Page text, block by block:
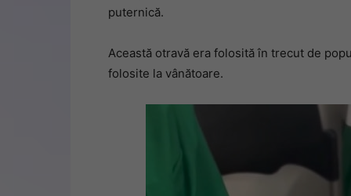
puternică.
Această otravă era folosită în trecut de
folosite la vânătoare.